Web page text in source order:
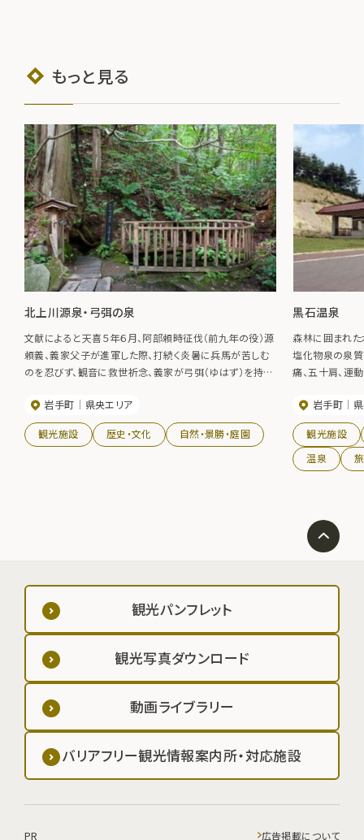
もっと見る
北上川源泉・弓弭の泉
文献によると天喜５年６月、阿部頼時征伐（前九年の役）源
頼義、義家父子が進軍した際、打続く炎暑に兵馬が苦しむ
のを忍びず、観音に救世祈念、義家が弓弭（ゆはず）を持っ
の泉は今なお湧き出でて北上川の源泉となっています。※
弓弭（ゆはず）とは弓の両端の弦をかけるところ
岩手町 県央エリア
観光施設 歴史・文化 自然・景勝・庭園
黒石温泉
森林に囲まれた
塩化物泉の泉質
痛、五十肩、運
岩手町
観光施設
温泉
観光パンフレット
観光写真ダウンロード
動画ライブラリー
バリアフリー観光情報案内所・対応施設
PR 広告掲載について